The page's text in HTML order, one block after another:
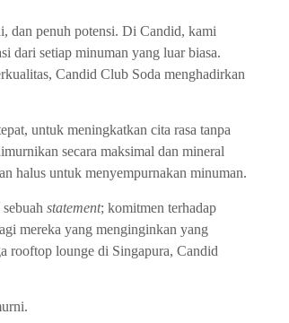
dan penuh potensi. Di Candid, kami
dari setiap minuman yang luar biasa.
Candid Club Soda menghadirkan
untuk meningkatkan cita rasa tanpa
secara maksimal dan mineral
halus untuk menyempurnakan minuman.
statement; komitmen terhadap
mereka yang menginginkan yang
rooftop lounge di Singapura, Candid